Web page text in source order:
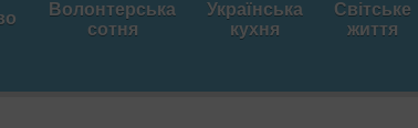
Волонтерська
сотня
Українська
кухня
Світське
життя